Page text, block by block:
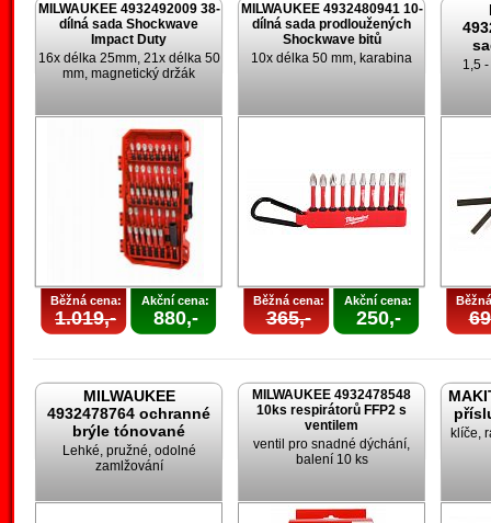
MILWAUKEE 4932492009 38-
dílná sada Shockwave
Impact Duty
16x délka 25mm, 21x délka 50
mm, magnetický držák
Běžná cena:
1.019,-
Akční cena:
880,-
MILWAUKEE 4932480941 10-
dílná sada prodloužených
Shockwave bitů
10x délka 50 mm, karabina
Běžná cena:
365,-
Akční cena:
250,-
1,5
MILWAUKEE
4932478764 ochranné
brýle tónované
Lehké, pružné, odolné
zamlžování
MILWAUKEE 4932478548
10ks respirátorů FFP2 s
ventilem
ventil pro snadné dýchání,
balení 10 ks
klíče,